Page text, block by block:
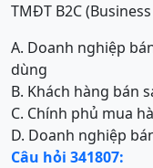
TMĐT B2C
A. Doanh nghiệp
dùng
B. Khách hàng bán
C. Chính phủ mua
D. Doanh nghiệp
Câu hỏi 341807: